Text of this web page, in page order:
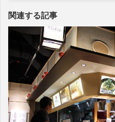
関連する記事